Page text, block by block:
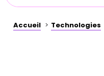
Accueil Technologies